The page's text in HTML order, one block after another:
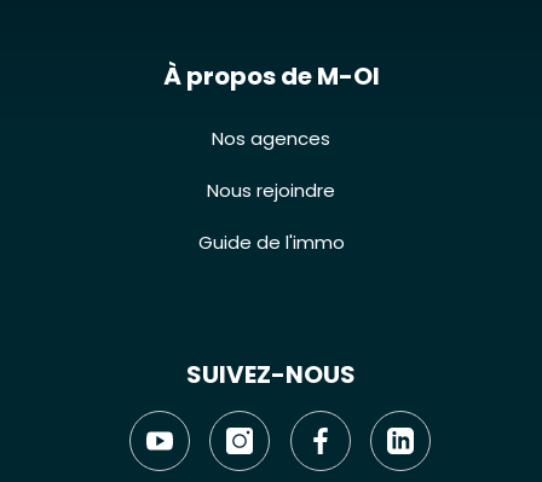
À propos de M-OI
Nos agences
Nous rejoindre
Guide de l'immo
SUIVEZ-NOUS